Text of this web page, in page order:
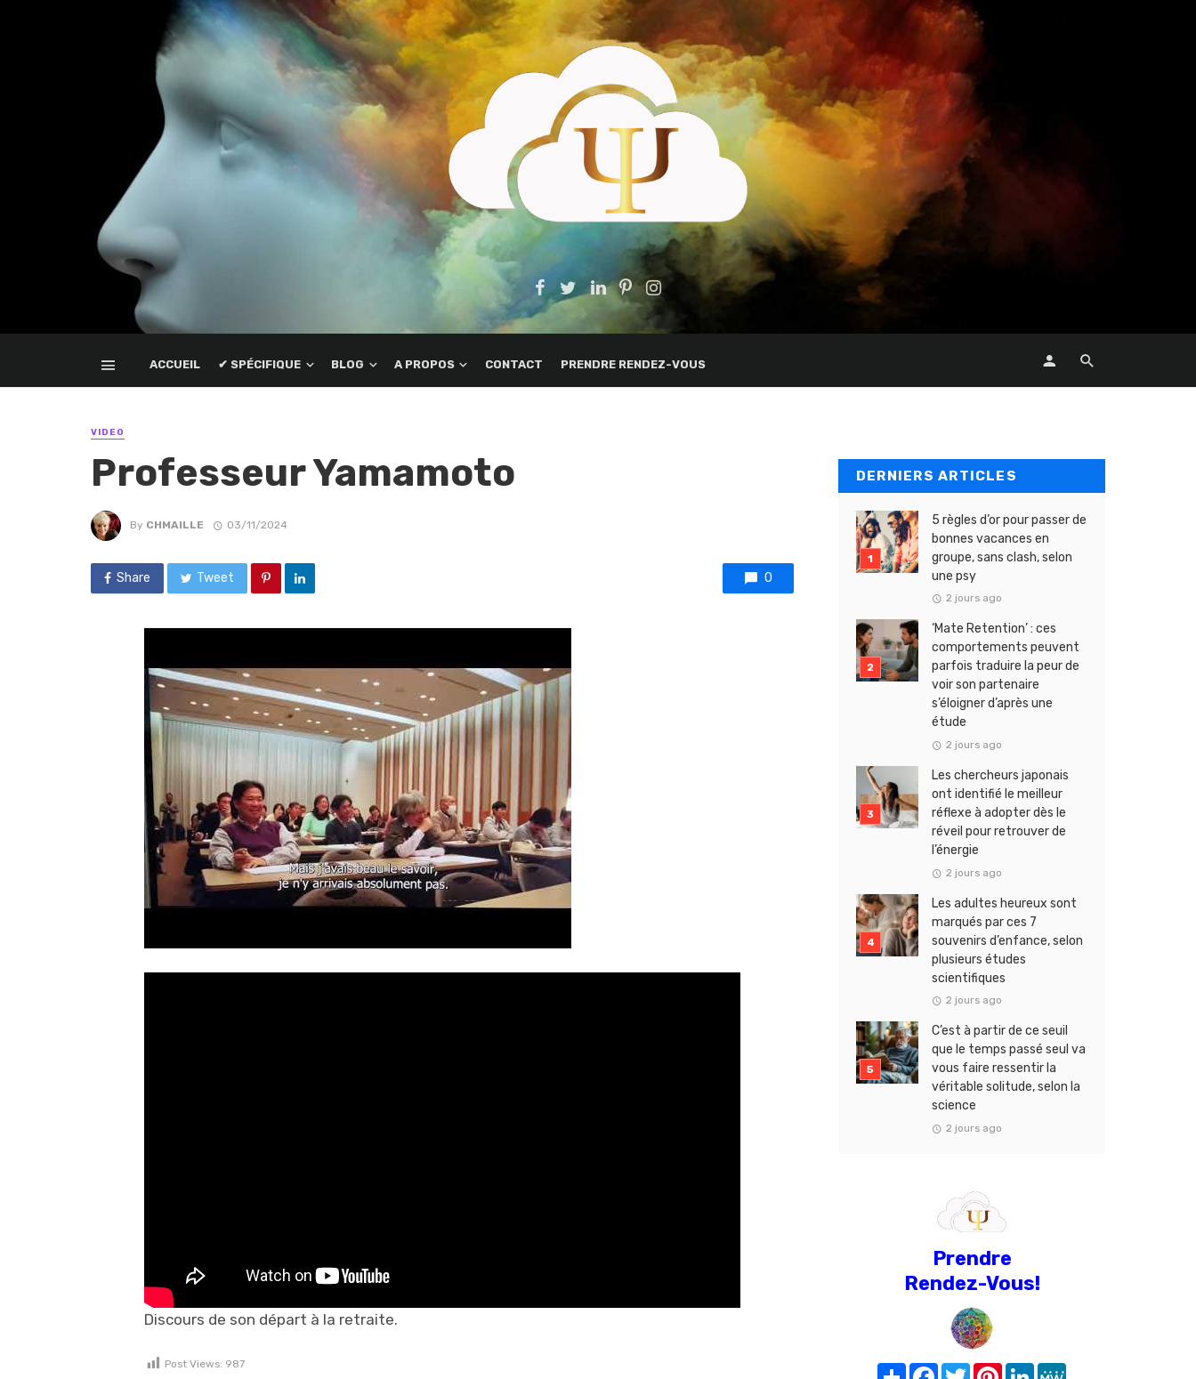
ACCUEIL ✔ SPÉCIFIQUE BLOG A PROPOS CONTACT PRENDRE RENDEZ-VOUS
VIDEO
Professeur Yamamoto
By CHMAILLE 03/11/2024
Share Tweet 0
Discours de son départ à la retraite.
Post Views: 987
DERNIERS ARTICLES
5 règles d’or pour passer de
bonnes vacances en
groupe, sans clash, selon
une psy
2 jours ago
‘Mate Retention’ : ces
comportements peuvent
parfois traduire la peur de
voir son partenaire
s’éloigner d’après une
étude
2 jours ago
Les chercheurs japonais
ont identifié le meilleur
réflexe à adopter dès le
réveil pour retrouver de
l’énergie
2 jours ago
Les adultes heureux sont
marqués par ces 7
souvenirs d’enfance, selon
plusieurs études
scientifiques
2 jours ago
C’est à partir de ce seuil
que le temps passé seul va
vous faire ressentir la
véritable solitude, selon la
science
2 jours ago
Prendre
Rendez-Vous!
Share FacebookTwitterPinterest
LinkedIn